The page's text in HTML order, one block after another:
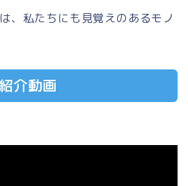
、私たちにも見覚えのあるモノ
介動画